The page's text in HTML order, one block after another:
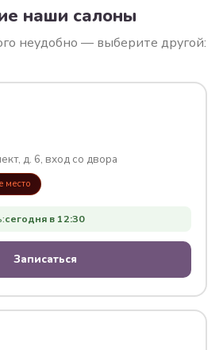
наши салоны
неудобно — выберите другой:
д. 6, вход со двора
место
сегодня в 12:30
Записаться